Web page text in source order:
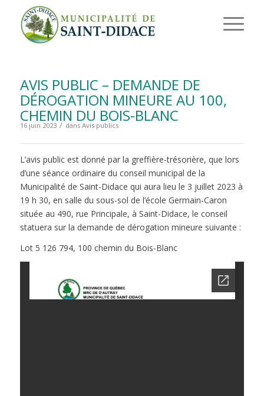
AVIS PUBLIC – DEMANDE DE
DÉROGATION MINEURE AU 100,
CHEMIN DU BOIS-BLANC
16 juin 2023 / dans Avis publics
L’avis public est donné par la greffière-trésorière, que lors
d’une séance ordinaire du conseil municipal de la
Municipalité de Saint-Didace qui aura lieu le 3 juillet 2023 à
19 h 30, en salle du sous-sol de l’école Germain-Caron
située au 490, rue Principale, à Saint-Didace, le conseil
statuera sur la demande de dérogation mineure suivante :
Lot 5 126 794, 100 chemin du Bois-Blanc